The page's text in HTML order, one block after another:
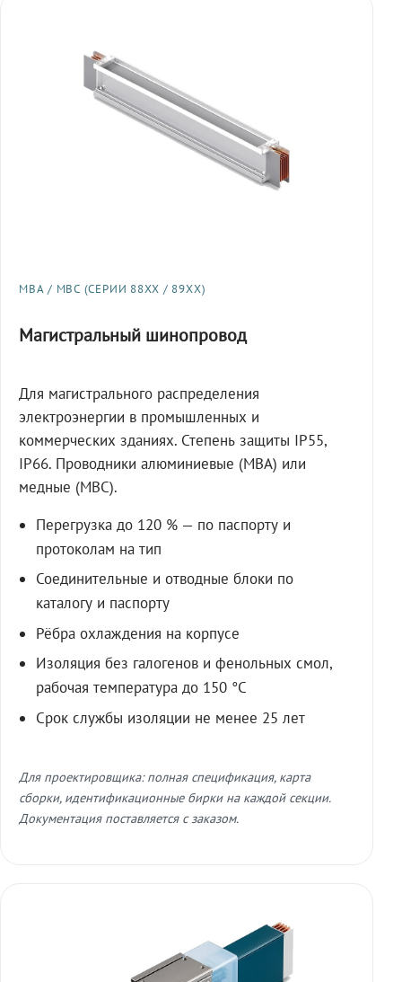
МВА / МВС (СЕРИИ 88XX / 89XX)
Магистральный шинопровод
Для магистрального распределения
электроэнергии в промышленных и
коммерческих зданиях. Степень защиты IP55,
IP66. Проводники алюминиевые (МВА) или
медные (МВС).
Перегрузка до 120 % — по паспорту и
протоколам на тип
Соединительные и отводные блоки по
каталогу и паспорту
Рёбра охлаждения на корпусе
Изоляция без галогенов и фенольных смол,
рабочая температура до 150 °C
Срок службы изоляции не менее 25 лет
Для проектировщика: полная спецификация, карта
сборки, идентификационные бирки на каждой секции.
Документация поставляется с заказом.